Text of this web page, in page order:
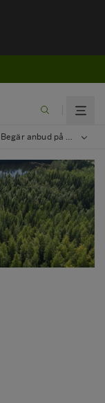
Begär anbud på skogsvård